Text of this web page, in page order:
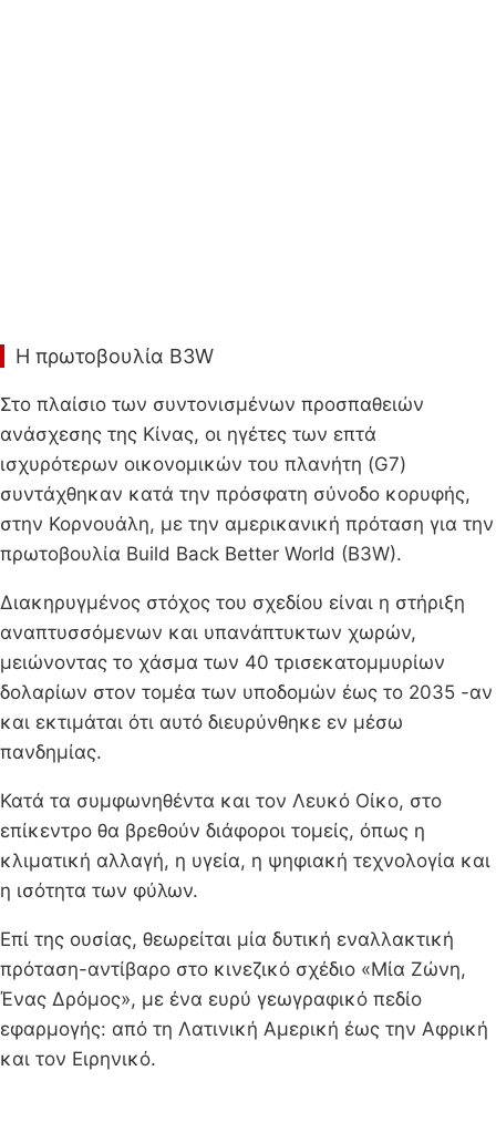
Η πρωτοβουλία B3W
Στο πλαίσιο των συντονισμένων προσπαθειών
ανάσχεσης της Κίνας, οι ηγέτες των επτά
ισχυρότερων οικονομικών του πλανήτη (G7)
συντάχθηκαν κατά την πρόσφατη σύνοδο κορυφής,
στην Κορνουάλη, με την αμερικανική πρόταση για την
πρωτοβουλία Build Back Better World (B3W).
Διακηρυγμένος στόχος του σχεδίου είναι η στήριξη
αναπτυσσόμενων και υπανάπτυκτων χωρών,
μειώνοντας το χάσμα των 40 τρισεκατομμυρίων
δολαρίων στον τομέα των υποδομών έως το 2035 -αν
και εκτιμάται ότι αυτό διευρύνθηκε εν μέσω
πανδημίας.
Κατά τα συμφωνηθέντα και τον Λευκό Οίκο, στο
επίκεντρο θα βρεθούν διάφοροι τομείς, όπως η
κλιματική αλλαγή, η υγεία, η ψηφιακή τεχνολογία και
η ισότητα των φύλων.
Επί της ουσίας, θεωρείται μία δυτική εναλλακτική
πρόταση-αντίβαρο στο κινεζικό σχέδιο «Μία Ζώνη,
Ένας Δρόμος», με ένα ευρύ γεωγραφικό πεδίο
εφαρμογής: από τη Λατινική Αμερική έως την Αφρική
και τον Ειρηνικό.